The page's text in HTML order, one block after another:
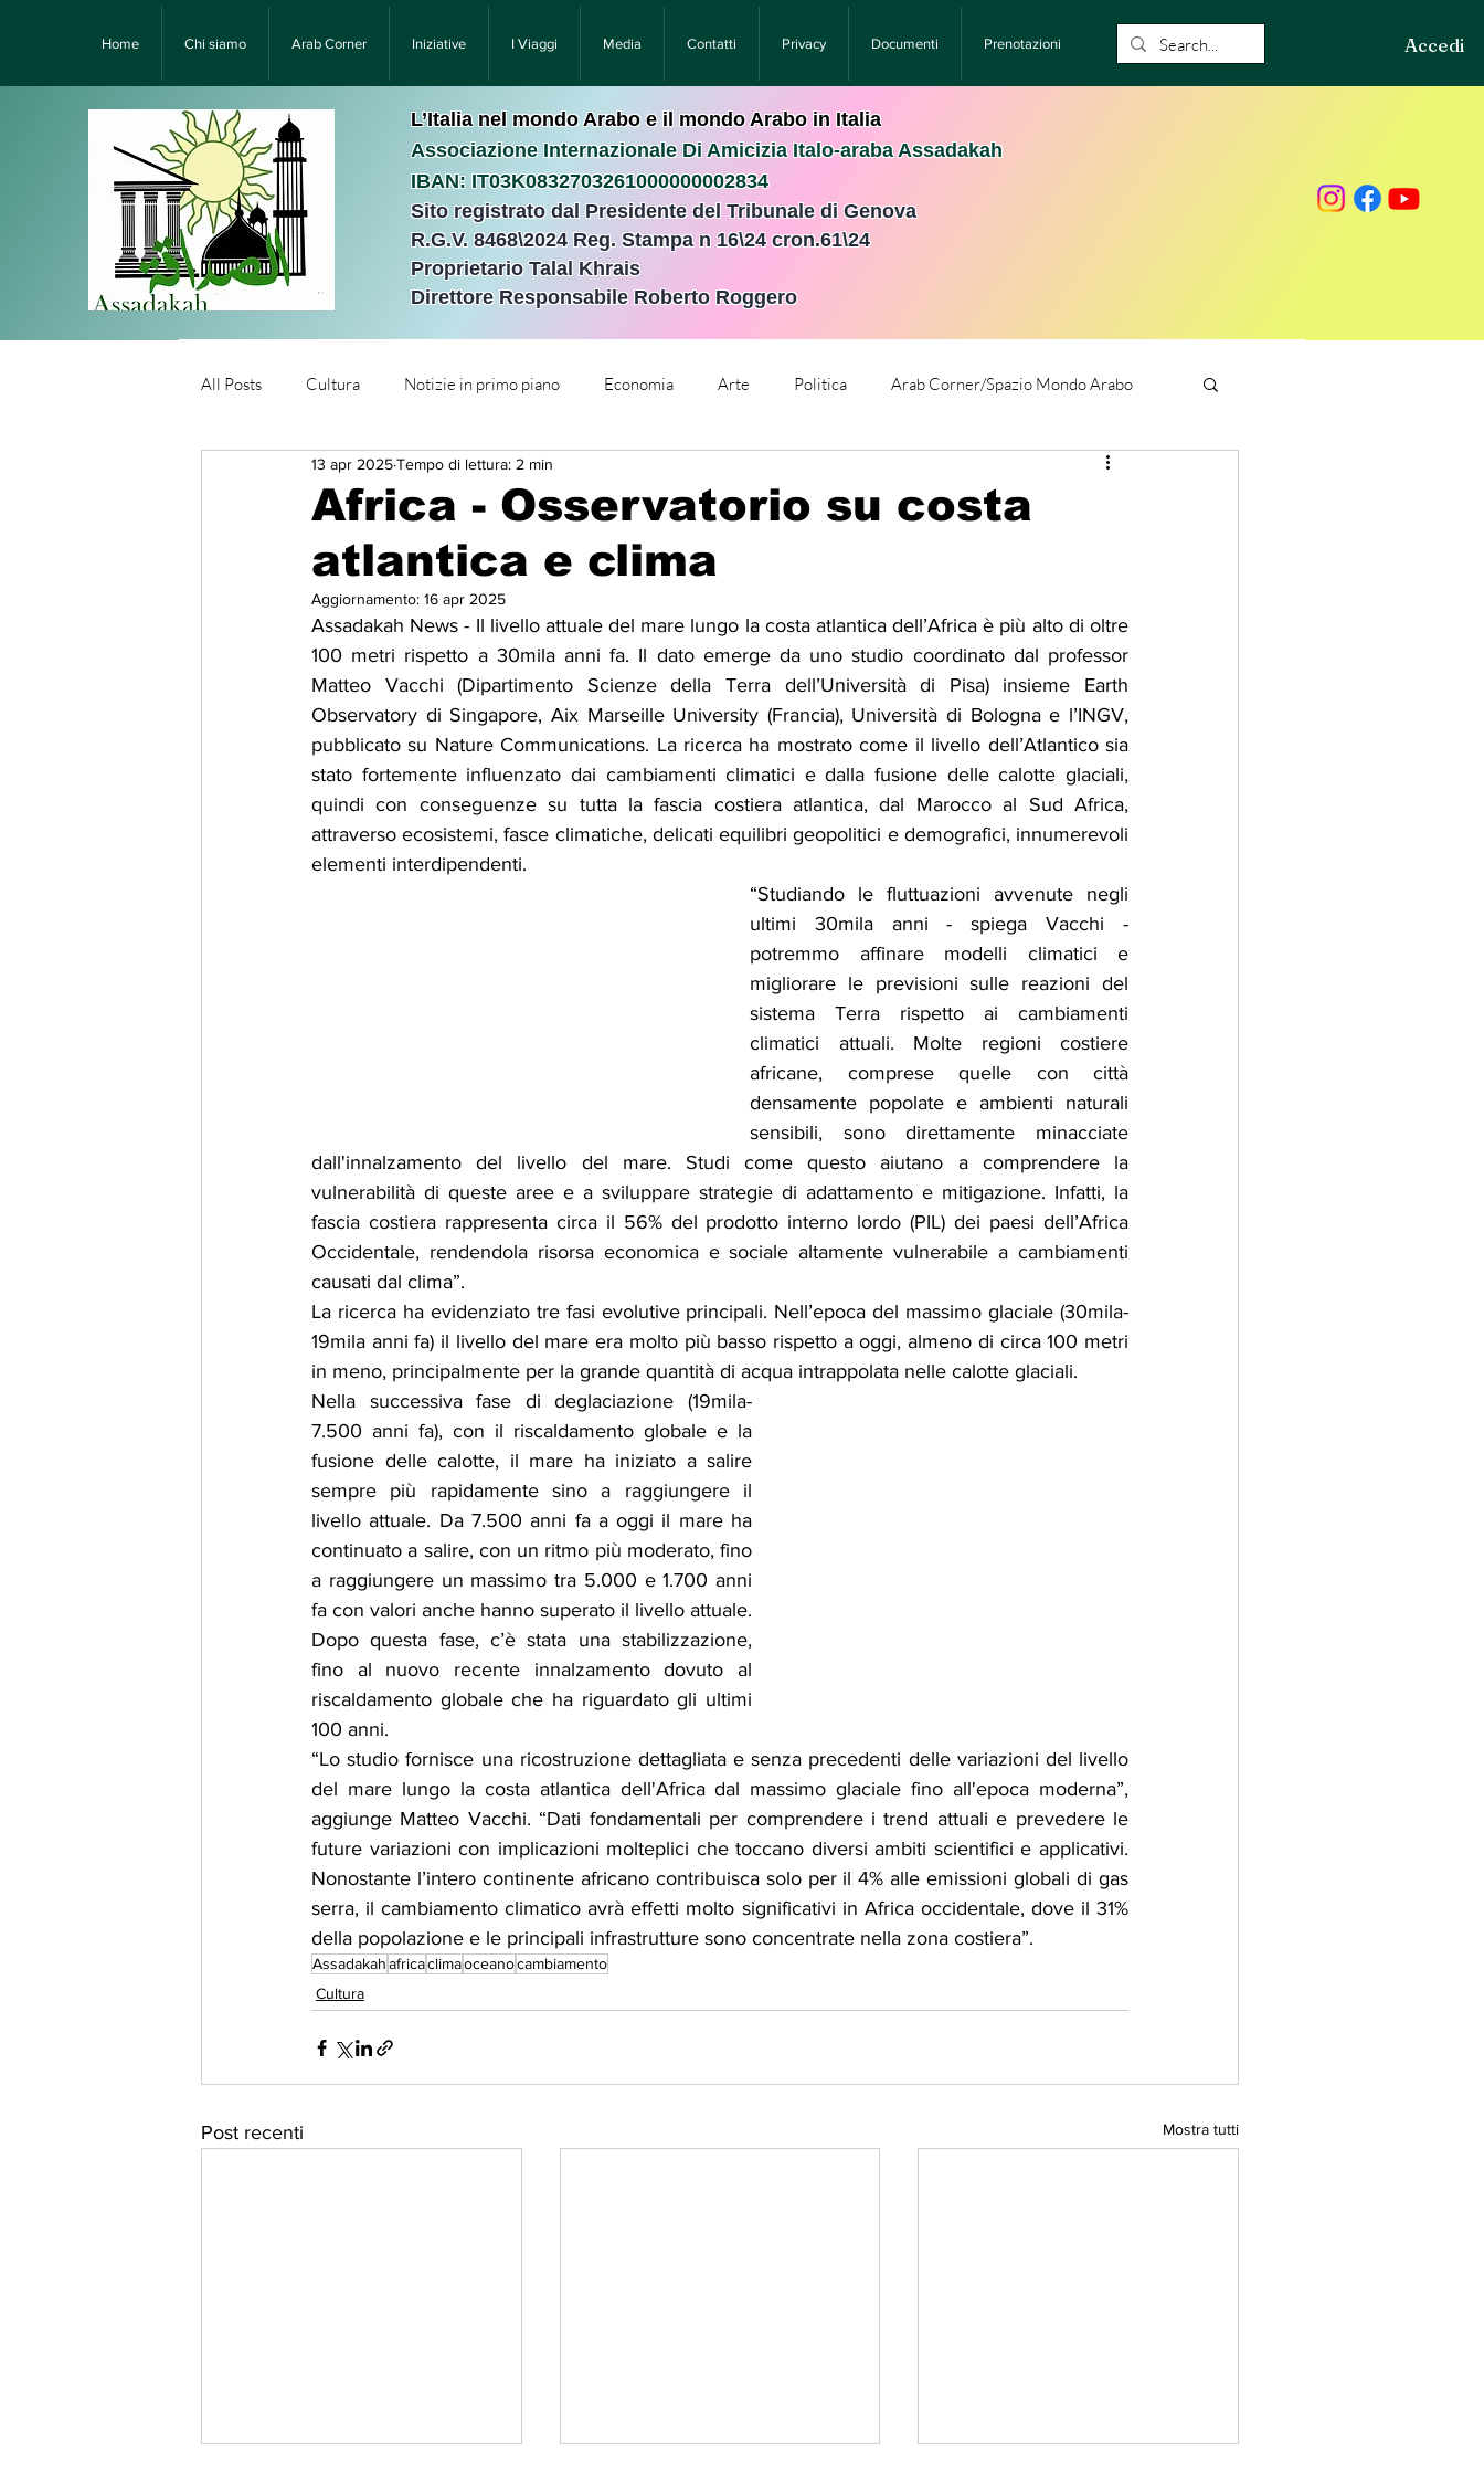
Home Chi siamo Arab Corner Iniziative I Viaggi Media Contatti Privacy Documenti Prenotazioni Accedi
L’Italia nel mondo Arabo e il mondo Arabo in Italia
Associazione Internazionale Di Amicizia Italo-araba Assadakah
IBAN: IT03K0832703261000000002834
Sito registrato dal Presidente del Tribunale di Genova
R.G.V. 8468\2024 Reg. Stampa n 16\24 cron.61\24 ​
Proprietario Talal Khrais
Direttore Responsabile Roberto Roggero
All Posts Cultura Notizie in primo piano Economia Arte Politica Arab Corner/Spazio Mondo Arabo
Նորություններ/Notizie Armene Comunicati Stampa
Migrazione e Rifugiati Sport Solidarietà Archeologia
Mostre Festività Eventi Teatro Lega Araba Società Diritti Umani
Relazioni Internazionali Conflitti e Pace Gastronomia
Africa - Osservatorio su costa
atlantica e clima
13 apr 2025Tempo di lettura: 2 min
Aggiornamento: 16 apr 2025
Assadakah News - Il livello attuale del mare lungo la costa atlantica dell’Africa è più alto di oltre
100 metri rispetto a 30mila anni fa. Il dato emerge da uno studio coordinato dal professor
Matteo Vacchi (Dipartimento Scienze della Terra dell’Università di Pisa) insieme Earth
Observatory di Singapore, Aix Marseille University (Francia), Università di Bologna e l’INGV,
pubblicato su Nature Communications. La ricerca ha mostrato come il livello dell’Atlantico sia
stato fortemente influenzato dai cambiamenti climatici e dalla fusione delle calotte glaciali,
quindi con conseguenze su tutta la fascia costiera atlantica, dal Marocco al Sud Africa,
attraverso ecosistemi, fasce climatiche, delicati equilibri geopolitici e demografici, innumerevoli
elementi interdipendenti.
“Studiando le fluttuazioni avvenute negli
ultimi 30mila anni - spiega Vacchi -
potremmo affinare modelli climatici e
migliorare le previsioni sulle reazioni del
sistema Terra rispetto ai cambiamenti
climatici attuali. Molte regioni costiere
africane, comprese quelle con città
densamente popolate e ambienti naturali
sensibili, sono direttamente minacciate
dall'innalzamento del livello del mare. Studi come questo aiutano a comprendere la
vulnerabilità di queste aree e a sviluppare strategie di adattamento e mitigazione. Infatti, la
fascia costiera rappresenta circa il 56% del prodotto interno lordo (PIL) dei paesi dell’Africa
Occidentale, rendendola risorsa economica e sociale altamente vulnerabile a cambiamenti
causati dal clima”.
La ricerca ha evidenziato tre fasi evolutive principali. Nell’epoca del massimo glaciale (30mila-
19mila anni fa) il livello del mare era molto più basso rispetto a oggi, almeno di circa 100 metri
in meno, principalmente per la grande quantità di acqua intrappolata nelle calotte glaciali.
Nella successiva fase di deglaciazione (19mila-
7.500 anni fa), con il riscaldamento globale e la
fusione delle calotte, il mare ha iniziato a salire
sempre più rapidamente sino a raggiungere il
livello attuale. Da 7.500 anni fa a oggi il mare ha
continuato a salire, con un ritmo più moderato, fino
a raggiungere un massimo tra 5.000 e 1.700 anni
fa con valori anche hanno superato il livello attuale.
Dopo questa fase, c’è stata una stabilizzazione,
fino al nuovo recente innalzamento dovuto al
riscaldamento globale che ha riguardato gli ultimi
100 anni.
“Lo studio fornisce una ricostruzione dettagliata e senza precedenti delle variazioni del livello
del mare lungo la costa atlantica dell'Africa dal massimo glaciale fino all'epoca moderna”,
aggiunge Matteo Vacchi. “Dati fondamentali per comprendere i trend attuali e prevedere le
future variazioni con implicazioni molteplici che toccano diversi ambiti scientifici e applicativi.
Nonostante l’intero continente africano contribuisca solo per il 4% alle emissioni globali di gas
serra, il cambiamento climatico avrà effetti molto significativi in Africa occidentale, dove il 31%
della popolazione e le principali infrastrutture sono concentrate nella zona costiera”.
Assadakahafricaclimaoceanocambiamento
Cultura
Post recenti Mostra tutti